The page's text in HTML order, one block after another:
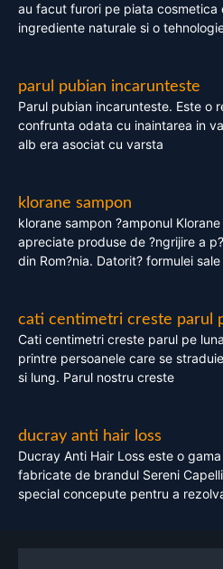
au facut furori pe piata cosmetica
ingrediente naturale si o
parul pubian incarunteste
Parul pubian incarunteste. Este o
confrunta odata cu inaintarea in
alb era asociat cu varsta
klorane sampon
klorane sampon ?amponul
apreciate produse de ?ngrijire a
din Rom?nia. Datorit? formulei
cati centimetri creste parul
Cati centimetri creste parul pe
printre persoanele care se
si lung. Parul nostru creste
ducray anti hair loss
Ducray Anti Hair Loss este o
fabricate de brandul Sereni
special concepute pentru a